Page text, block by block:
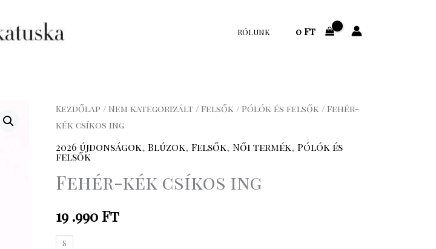
RÓLUNK 0Ft
Kezdőlap / Nem kategorizált / Felsők / Pólók és felsők / Fehér-
kék csíkos ing
2026 újdonságok, Blúzok, Felsők, Női termék, Pólók és
felsők
Fehér-kék csíkos ing
19 .990 Ft
S
Fehér-
kék
csíkos
ing
mennyiség